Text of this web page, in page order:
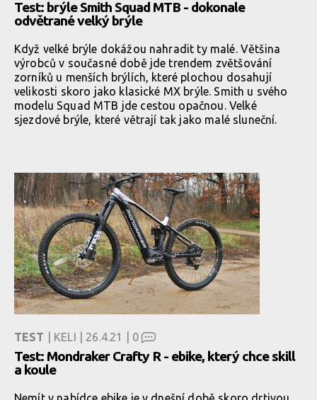
Test: brýle Smith Squad MTB - dokonale
odvětrané velký brýle
Když velké brýle dokážou nahradit ty malé. Většina
výrobců v současné době jde trendem zvětšování
zorníků u menších brýlích, které plochou dosahují
velikosti skoro jako klasické MX brýle. Smith u svého
modelu Squad MTB jde cestou opačnou. Velké
sjezdové brýle, které větrají tak jako malé sluneční.
TEST | KELI | 26.4.21 | 0
Test: Mondraker Crafty R - ebike, který chce skill
a koule